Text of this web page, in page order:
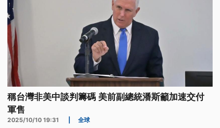
稱台灣非美中談判籌碼 美前副總統潘斯籲加速交付
軍售
2025/10/10 19:31 全球